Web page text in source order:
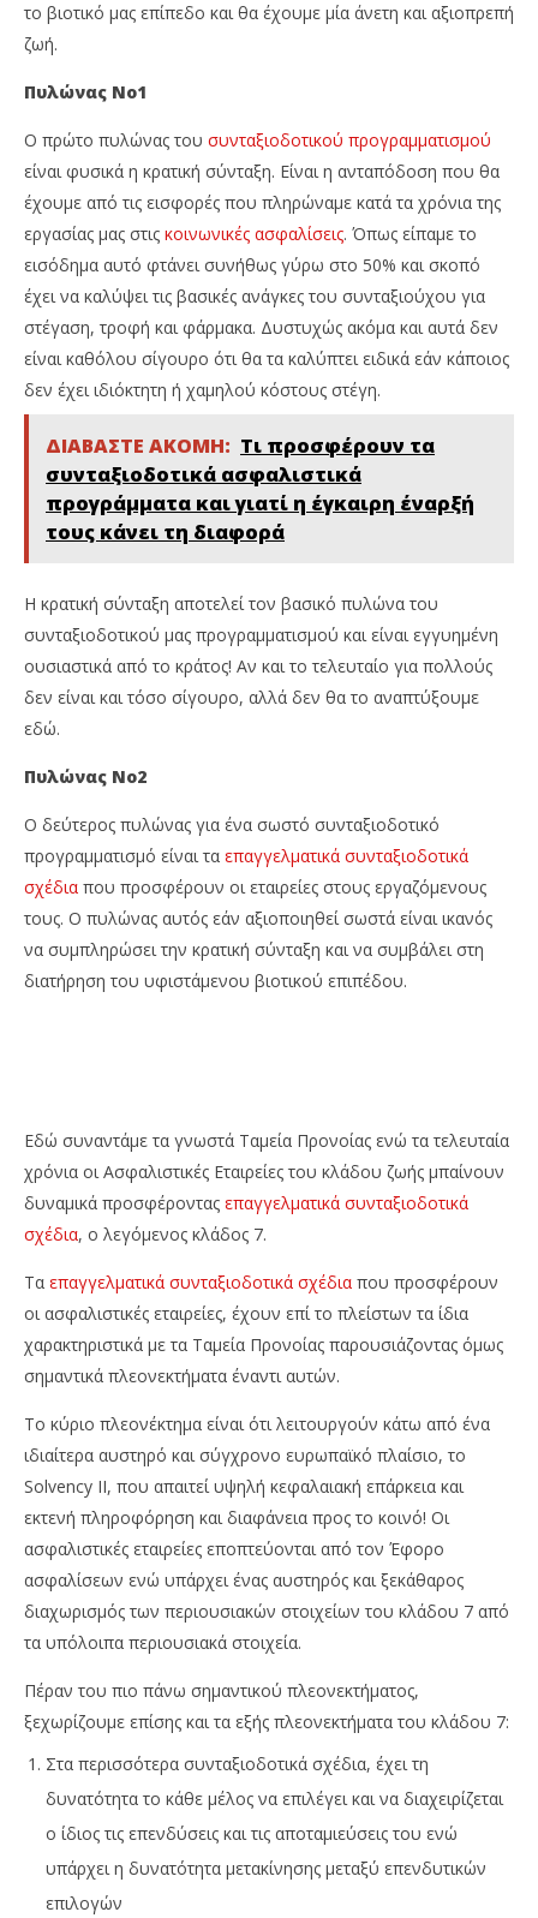
το βιοτικό μας επίπεδο και θα έχουμε μία άνετη και αξιοπρεπή
ζωή.
Πυλώνας Νο1
Ο πρώτο πυλώνας του συνταξιοδοτικού προγραμματισμού
είναι φυσικά η κρατική σύνταξη. Είναι η ανταπόδοση που θα
έχουμε από τις εισφορές που πληρώναμε κατά τα χρόνια της
εργασίας μας στις κοινωνικές ασφαλίσεις. Όπως είπαμε το
εισόδημα αυτό φτάνει συνήθως γύρω στο 50% και σκοπό
έχει να καλύψει τις βασικές ανάγκες του συνταξιούχου για
στέγαση, τροφή και φάρμακα. Δυστυχώς ακόμα και αυτά δεν
είναι καθόλου σίγουρο ότι θα τα καλύπτει ειδικά εάν κάποιος
δεν έχει ιδιόκτητη ή χαμηλού κόστους στέγη.
ΔΙΑΒΑΣΤΕ ΑΚΟΜΗ: Τι προσφέρουν τα
συνταξιοδοτικά ασφαλιστικά
προγράμματα και γιατί η έγκαιρη έναρξή
τους κάνει τη διαφορά
Η κρατική σύνταξη αποτελεί τον βασικό πυλώνα του
συνταξιοδοτικού μας προγραμματισμού και είναι εγγυημένη
ουσιαστικά από το κράτος! Αν και το τελευταίο για πολλούς
δεν είναι και τόσο σίγουρο, αλλά δεν θα το αναπτύξουμε
εδώ.
Πυλώνας Νο2
Ο δεύτερος πυλώνας για ένα σωστό συνταξιοδοτικό
προγραμματισμό είναι τα επαγγελματικά συνταξιοδοτικά
σχέδια που προσφέρουν οι εταιρείες στους εργαζόμενους
τους. Ο πυλώνας αυτός εάν αξιοποιηθεί σωστά είναι ικανός
να συμπληρώσει την κρατική σύνταξη και να συμβάλει στη
διατήρηση του υφιστάμενου βιοτικού επιπέδου.
Εδώ συναντάμε τα γνωστά Ταμεία Προνοίας ενώ τα τελευταία
χρόνια οι Ασφαλιστικές Εταιρείες του κλάδου ζωής μπαίνουν
δυναμικά προσφέροντας επαγγελματικά συνταξιοδοτικά
σχέδια, ο λεγόμενος κλάδος 7.
Τα επαγγελματικά συνταξιοδοτικά σχέδια που προσφέρουν
οι ασφαλιστικές εταιρείες, έχουν επί το πλείστων τα ίδια
χαρακτηριστικά με τα Ταμεία Προνοίας παρουσιάζοντας όμως
σημαντικά πλεονεκτήματα έναντι αυτών.
Το κύριο πλεονέκτημα είναι ότι λειτουργούν κάτω από ένα
ιδιαίτερα αυστηρό και σύγχρονο ευρωπαϊκό πλαίσιο, το
Solvency II, που απαιτεί υψηλή κεφαλαιακή επάρκεια και
εκτενή πληροφόρηση και διαφάνεια προς το κοινό! Οι
ασφαλιστικές εταιρείες εποπτεύονται από τον Έφορο
ασφαλίσεων ενώ υπάρχει ένας αυστηρός και ξεκάθαρος
διαχωρισμός των περιουσιακών στοιχείων του κλάδου 7 από
τα υπόλοιπα περιουσιακά στοιχεία.
Πέραν του πιο πάνω σημαντικού πλεονεκτήματος,
ξεχωρίζουμε επίσης και τα εξής πλεονεκτήματα του κλάδου 7:
Στα περισσότερα συνταξιοδοτικά σχέδια, έχει τη
δυνατότητα το κάθε μέλος να επιλέγει και να διαχειρίζεται
ο ίδιος τις επενδύσεις και τις αποταμιεύσεις του ενώ
υπάρχει η δυνατότητα μετακίνησης μεταξύ επενδυτικών
επιλογών